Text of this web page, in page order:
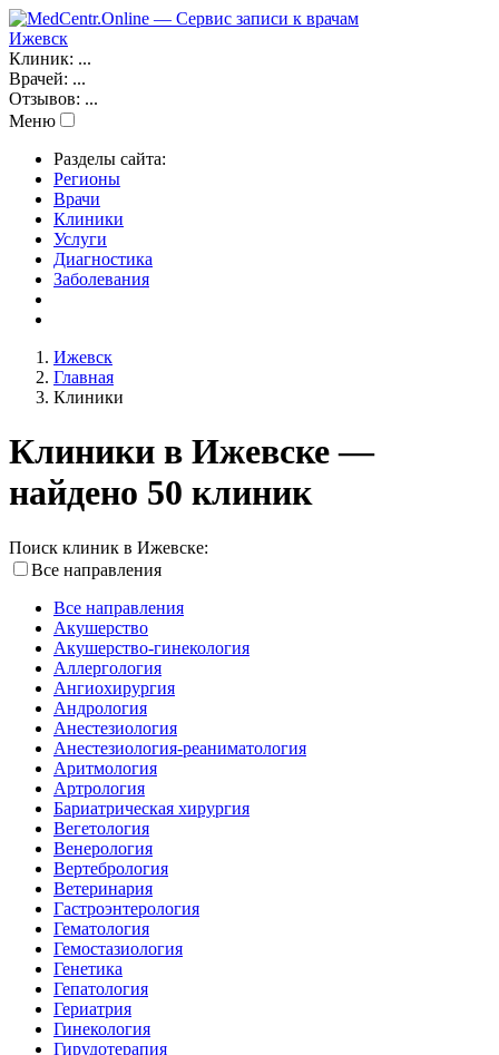
Ижевск
Клиник: ...
Врачей: ...
Отзывов: ...
Меню
Разделы сайта:
Регионы
Врачи
Клиники
Услуги
Диагностика
Заболевания
Ижевск
Главная
Клиники
Клиники в Ижевске —
найдено 50 клиник
Поиск клиник в Ижевске:
Все направления
Все направления
Акушерство
Акушерство-гинекология
Аллергология
Ангиохирургия
Андрология
Анестезиология
Анестезиология-реаниматология
Аритмология
Артрология
Бариатрическая хирургия
Вегетология
Венерология
Вертебрология
Ветеринария
Гастроэнтерология
Гематология
Гемостазиология
Генетика
Гепатология
Гериатрия
Гинекология
Гирудотерапия